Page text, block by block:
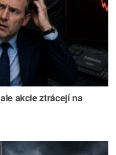
akcie ztrácejí na